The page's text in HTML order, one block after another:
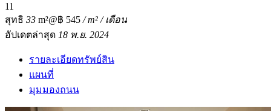
11
สุทธิ 33 m²@฿ 545 / m² / เดือน
อัปเดตล่าสุด 18 พ.ย. 2024
รายละเอียดทรัพย์สิน
แผนที่
มุมมองถนน